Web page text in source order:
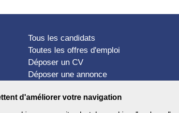
d'améliorer votre navigation
Tous les candidats
Toutes les offres d'emploi
Déposer un CV
Déposer une annonce